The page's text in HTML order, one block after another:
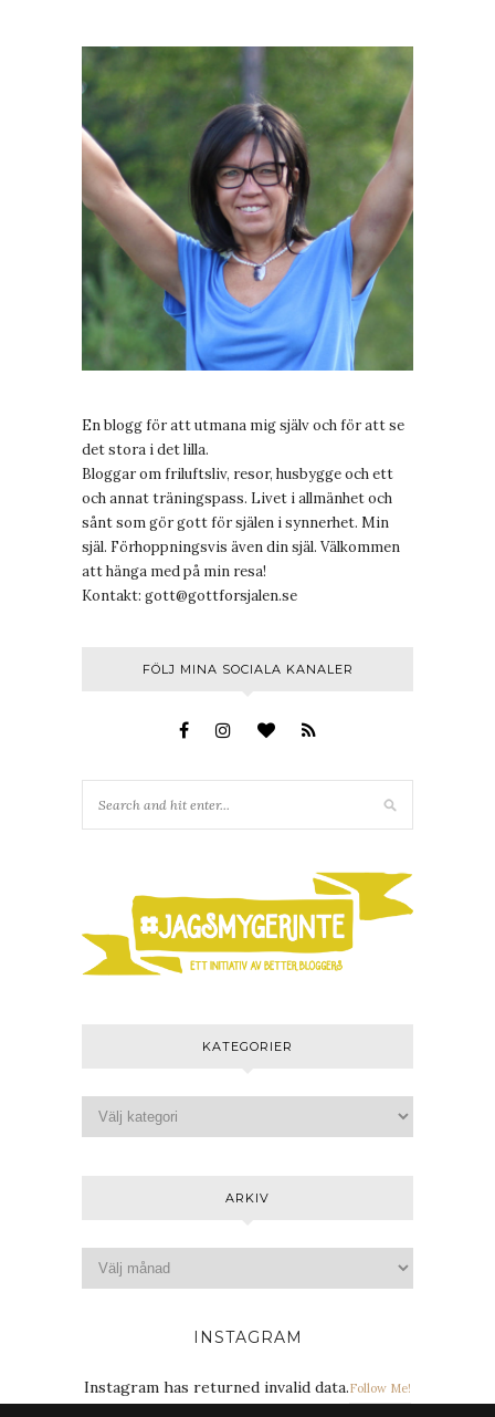
En blogg för att utmana mig själv och för att se
det stora i det lilla.
Bloggar om friluftsliv, resor, husbygge och ett
och annat träningspass. Livet i allmänhet och
sånt som gör gott för själen i synnerhet. Min
själ. Förhoppningsvis även din själ. Välkommen
att hänga med på min resa!
Kontakt: gott@gottforsjalen.se
FÖLJ MINA SOCIALA KANALER
KATEGORIER
ARKIV
INSTAGRAM
Instagram has returned invalid data.Follow Me!